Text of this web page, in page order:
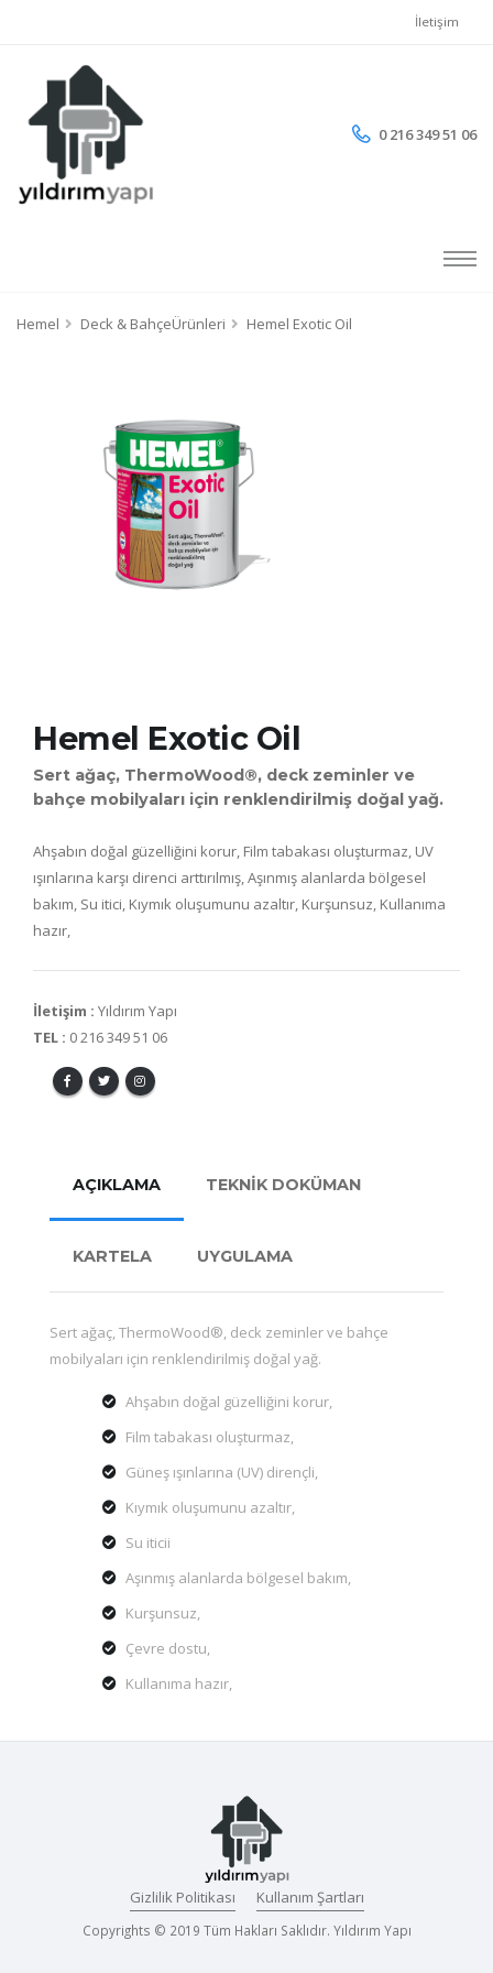
İletişim
0 216 349 51 06
Hemel Deck & BahçeÜrünleri Hemel Exotic Oil
Hemel Exotic Oil
Sert ağaç, ThermoWood®, deck zeminler ve
bahçe mobilyaları için renklendirilmiş doğal yağ.
Ahşabın doğal güzelliğini korur, Film tabakası oluşturmaz, UV
ışınlarına karşı direnci arttırılmış, Aşınmış alanlarda bölgesel
bakım, Su itici, Kıymık oluşumunu azaltır, Kurşunsuz, Kullanıma
hazır,
İletişim : Yıldırım Yapı
TEL : 0 216 349 51 06
AÇIKLAMA TEKNİK DOKÜMAN
KARTELA UYGULAMA
Sert ağaç, ThermoWood®, deck zeminler ve bahçe
mobilyaları için renklendirilmiş doğal yağ.
Ahşabın doğal güzelliğini korur,
Film tabakası oluşturmaz,
Güneş ışınlarına (UV) dirençli,
Kıymık oluşumunu azaltır,
Su iticii
Aşınmış alanlarda bölgesel bakım,
Kurşunsuz,
Çevre dostu,
Kullanıma hazır,
Copyrights © 2019 Tüm Hakları Saklıdır. Yıldırım Yapı
Gizlilik Politikası Kullanım Şartları